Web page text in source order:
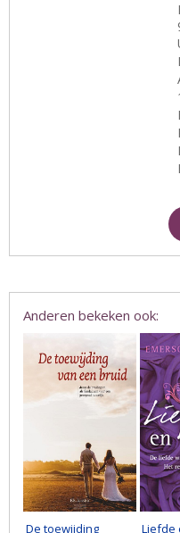
Anderen bekeken ook:
De toewijding
Liefde